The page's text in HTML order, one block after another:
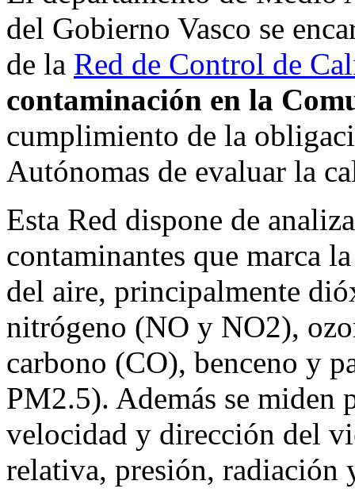
del Gobierno Vasco se
de la Red de Control de
contaminación en la
cumplimiento de la
Autónomas de evaluar la
Esta Red dispone de
contaminantes que marca
del aire, principalmente
nitrógeno (NO y NO2),
carbono (CO), benceno y
PM2.5). Además se miden
velocidad y dirección del
relativa, presión, radiación